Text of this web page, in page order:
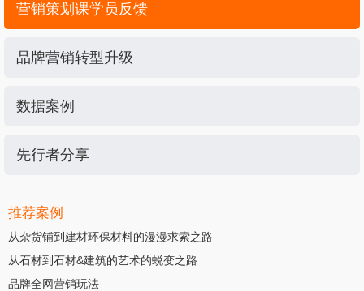
营销策划课学员反馈
品牌营销转型升级
数据案例
先行者分享
推荐案例
从杂货铺到建材环保材料的漫漫求索之路
从石材到石材&建筑的艺术的蜕变之路
品牌全网营销玩法